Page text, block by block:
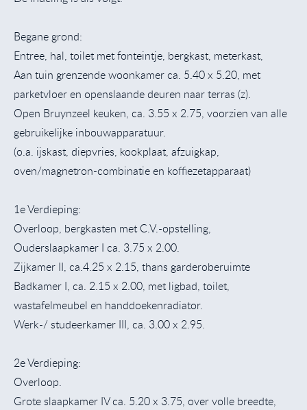
Begane grond:
Entree, hal, toilet met fonteintje, bergkast, meterkast,
Aan tuin grenzende woonkamer ca. 5.40 x 5.20, met
parketvloer en openslaande deuren naar terras (z).
Open Bruynzeel keuken, ca. 3.55 x 2.75, voorzien van alle
gebruikelijke inbouwapparatuur.
(o.a. ijskast, diepvries, kookplaat, afzuigkap,
oven/magnetron-combinatie en koffiezetapparaat)
1e Verdieping:
Overloop, bergkasten met C.V.-opstelling,
Ouderslaapkamer I ca. 3.75 x 2.00.
Zijkamer II, ca.4.25 x 2.15, thans garderoberuimte
Badkamer I, ca. 2.15 x 2.00, met ligbad, toilet,
wastafelmeubel en handdoekenradiator.
Werk-/ studeerkamer III, ca. 3.00 x 2.95.
2e Verdieping:
Overloop.
Grote slaapkamer IV ca. 5.20 x 3.75, over volle breedte,